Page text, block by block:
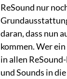
ReSound nur
daran, dass nun
kommen. Wer
in allen
und Sounds in